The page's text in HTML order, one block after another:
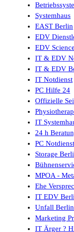
Systemhaus
EAST Berlin
EDV
EDV Science
IT & EDV
IT & EDV
IT Notdienst
PC Hilfe 24
Offizielle
IT
24 h
PC
Storage
MPOA -
Ehe
IT EDV
Unfall
Marketing
IT Ärger ?